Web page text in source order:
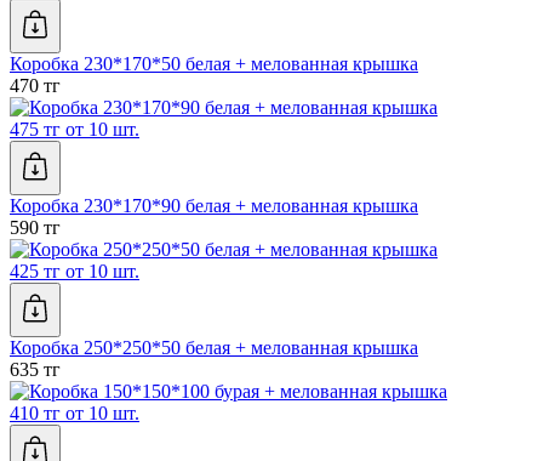
Коробка 230*170*50 белая + мелованная крышка
470 тг
475 тг от 10 шт.
Коробка 230*170*90 белая + мелованная крышка
590 тг
425 тг от 10 шт.
Коробка 250*250*50 белая + мелованная крышка
635 тг
410 тг от 10 шт.